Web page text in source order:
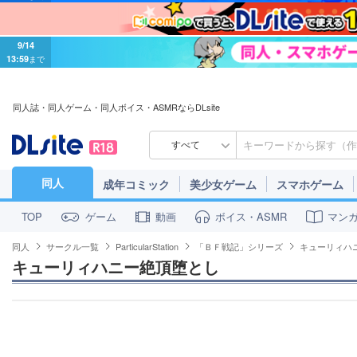
9/14
13:59 まで
同人誌・同人ゲーム・同人ボイス・ASMRならDLsite
すべて
同人 成年コミック 美少女ゲーム スマホゲーム
TOP ゲーム 動画 ボイス・ASMR マン
同人 サークル一覧 ParticularStation 「ＢＦ戦記」シリーズ キューリィハ
キューリィハニー絶頂堕とし